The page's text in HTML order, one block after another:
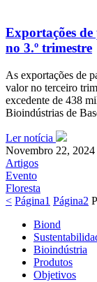
Exportações
no 3.º trimestre
As exportações de
valor no terceiro
excedente de 438
Bioindústrias de
Ler notícia
Novembro 22, 2024
Artigos
Evento
Floresta
< Página1 Página2
Biond
Bioindústria
Produtos
Objetivos